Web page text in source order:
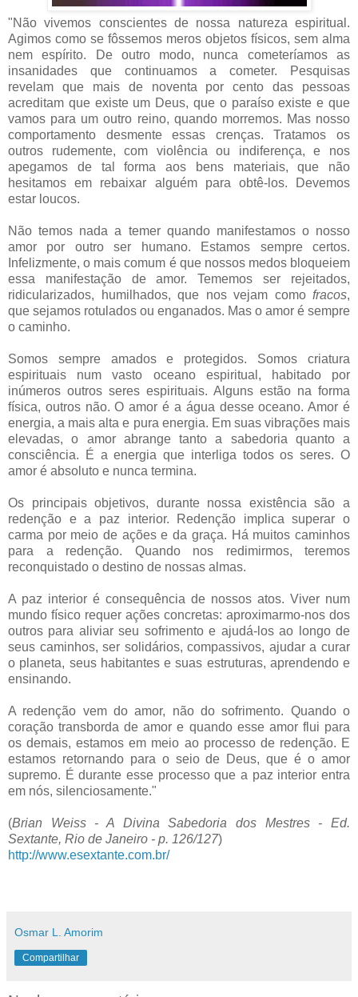
"Não vivemos conscientes de nossa natureza espiritual.
Agimos como se fôssemos meros objetos físicos, sem alma
nem espírito. De outro modo, nunca cometeríamos as
insanidades que continuamos a cometer. Pesquisas
revelam que mais de noventa por cento das pessoas
acreditam que existe um Deus, que o paraíso existe e que
vamos para um outro reino, quando morremos. Mas nosso
comportamento desmente essas crenças. Tratamos os
outros rudemente, com violência ou indiferença, e nos
apegamos de tal forma aos bens materiais, que não
hesitamos em rebaixar alguém para obtê-los. Devemos
estar loucos.
Não temos nada a temer quando manifestamos o nosso
amor por outro ser humano. Estamos sempre certos.
Infelizmente, o mais comum é que nossos medos bloqueiem
essa manifestação de amor. Tememos ser rejeitados,
ridicularizados, humilhados, que nos vejam como fracos,
que sejamos rotulados ou enganados. Mas o amor é sempre
o caminho.
Somos sempre amados e protegidos. Somos criatura
espirituais num vasto oceano espiritual, habitado por
inúmeros outros seres espirituais. Alguns estão na forma
física, outros não. O amor é a água desse oceano. Amor é
energia, a mais alta e pura energia. Em suas vibrações mais
elevadas, o amor abrange tanto a sabedoria quanto a
consciência. É a energia que interliga todos os seres. O
amor é absoluto e nunca termina.
Os principais objetivos, durante nossa existência são a
redenção e a paz interior. Redenção implica superar o
carma por meio de ações e da graça. Há muitos caminhos
para a redenção. Quando nos redimirmos, teremos
reconquistado o destino de nossas almas.
A paz interior é consequência de nossos atos. Viver num
mundo físico requer ações concretas: aproximarmo-nos dos
outros para aliviar seu sofrimento e ajudá-los ao longo de
seus caminhos, ser solidários, compassivos, ajudar a curar
o planeta, seus habitantes e suas estruturas, aprendendo e
ensinando.
A redenção vem do amor, não do sofrimento. Quando o
coração transborda de amor e quando esse amor flui para
os demais, estamos em meio ao processo de redenção. E
estamos retornando para o seio de Deus, que é o amor
supremo. É durante esse processo que a paz interior entra
em nós, silenciosamente."
(Brian Weiss - A Divina Sabedoria dos Mestres - Ed.
Sextante, Rio de Janeiro - p. 126/127)
http://www.esextante.com.br/
Osmar L. Amorim
Compartilhar